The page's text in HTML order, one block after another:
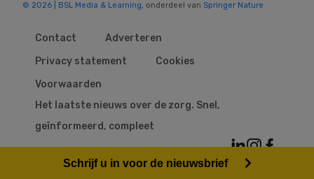
© 2026 | BSL Media & Learning , onderdeel van Springer Nature
Contact
Adverteren
Privacy statement
Cookies
Voorwaarden
Het laatste nieuws over de zorg. Snel,
geïnformeerd, compleet
Schrijf u in voor de nieuwsbrief